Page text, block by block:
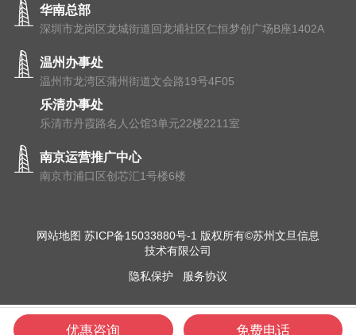
华南总部
深圳市龙岗区龙城街道回龙埔社区仁恒梦创广场B座1402A
温州办事处
温州市⻰湾区蒲州街道⽂会路19号4F05
乐清办事处
乐清市丹霞路名人公馆3单元22楼2211室
南京运营推广中心
南京市浦⼝区创芯汇1号楼6楼
网站地图 苏ICP备15033880号-1 版权所有©苏州文旦信息
技术有限公司
隐私保护 服务协议
优惠咨询 免费电话